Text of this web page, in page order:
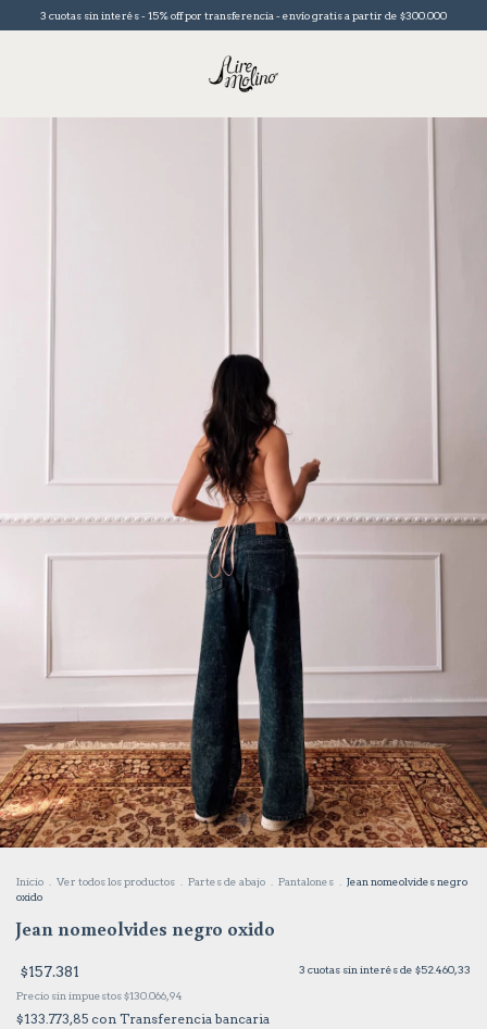
3 cuotas sin interés - 15% off por transferencia - envío gratis a partir de $300.000
Inicio Ver todos los productos Partes de abajo Pantalones
Jean nomeolvides negro
oxido
Jean nomeolvides negro oxido
$157.381 3 cuotas sin interés de $52.460,33
Precio sin impuestos$130.066,94
$133.773,85 con Transferencia bancaria